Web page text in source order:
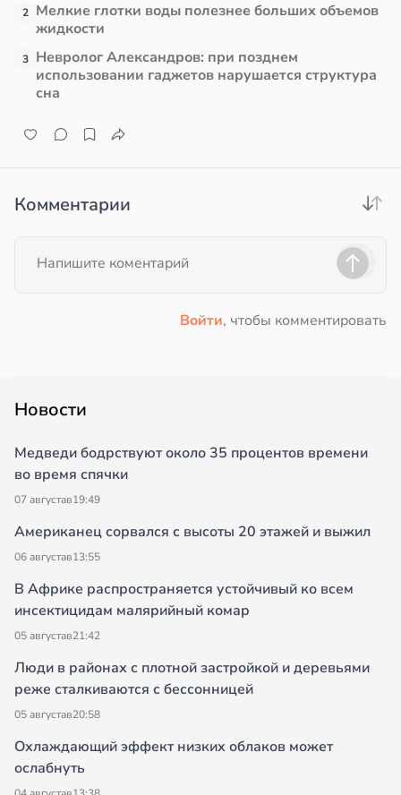
2 Мелкие глотки воды полезнее больших объемов
жидкости
3 Невролог Александров: при позднем
использовании гаджетов нарушается структура
сна
Комментарии
Войти, чтобы комментировать
Новости
Медведи бодрствуют около 35 процентов времени
во время спячки
07 августав19:49
Американец сорвался с высоты 20 этажей и выжил
06 августав13:55
В Африке распространяется устойчивый ко всем
инсектицидам малярийный комар
05 августав21:42
Люди в районах с плотной застройкой и деревьями
реже сталкиваются с бессонницей
05 августав20:58
Охлаждающий эффект низких облаков может
ослабнуть